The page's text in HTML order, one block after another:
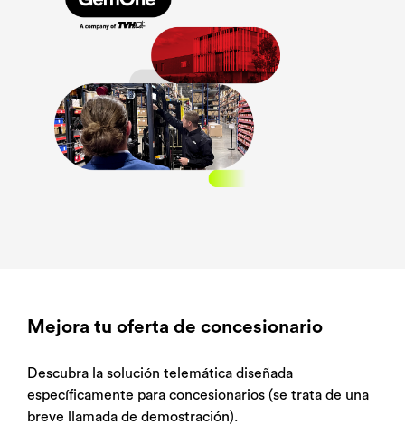
Mejora tu oferta de concesionario
Descubra la solución telemática diseñada
específicamente para concesionarios (se trata de una
breve llamada de demostración).